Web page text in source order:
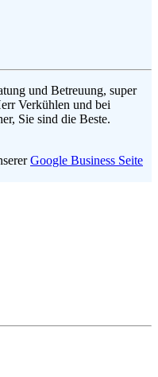
und Betreuung, super
Verkühlen und bei
Sie sind die Beste.
Google Business Seite